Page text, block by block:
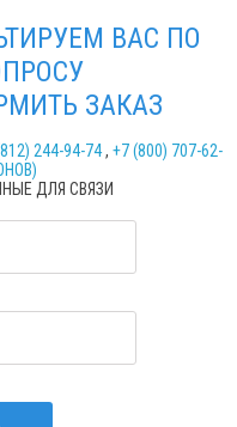
ВАС ПО
ЗАКАЗ
244-94-74, +7 (800) 707-62-
ДЛЯ СВЯЗИ